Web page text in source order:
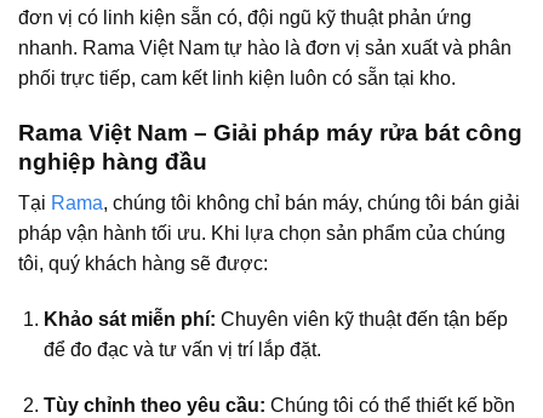
đơn vị có linh kiện sẵn có, đội ngũ kỹ thuật phản ứng
nhanh. Rama Việt Nam tự hào là đơn vị sản xuất và phân
phối trực tiếp, cam kết linh kiện luôn có sẵn tại kho.
Rama Việt Nam – Giải pháp máy rửa bát công
nghiệp hàng đầu
Tại Rama, chúng tôi không chỉ bán máy, chúng tôi bán giải
pháp vận hành tối ưu. Khi lựa chọn sản phẩm của chúng
tôi, quý khách hàng sẽ được:
Khảo sát miễn phí: Chuyên viên kỹ thuật đến tận bếp
để đo đạc và tư vấn vị trí lắp đặt.
Tùy chỉnh theo yêu cầu: Chúng tôi có thể thiết kế bồn